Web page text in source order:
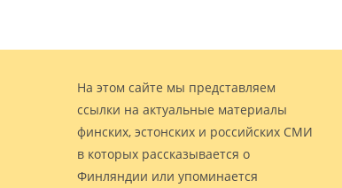
На этом сайте мы представляем
ссылки на актуальные материалы
финских, эстонских и российских СМИ
в которых рассказывается о
Финляндии или упоминается